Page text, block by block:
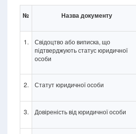
№ Назва документу
1.
Свідоцтво або виписка, що
підтверджують статус юридичної
особи
2. Статут юридичної особи
3. Довіреність від юридичної особи